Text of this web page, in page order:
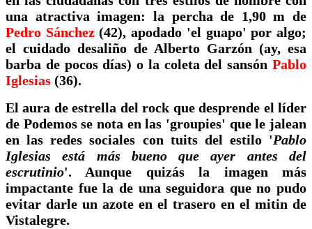
una atractiva imagen: la percha de 1,90 m de
Pedro Sánchez(42), apodado 'el guapo' por algo;
el cuidado desaliño de Alberto Garzón (ay, esa
barba de pocos días) o la coleta del sansón Pablo
Iglesias (36).
El aura de estrella del rock que desprende el líder
de Podemos se nota en las 'groupies' que le jalean
en las redes sociales con tuits del estilo 'Pablo
Iglesias está más bueno que ayer antes del
escrutinio'. Aunque quizás la imagen más
impactante fue la de una seguidora que no pudo
evitar darle un azote en el trasero en el mitin de
Vistalegre.